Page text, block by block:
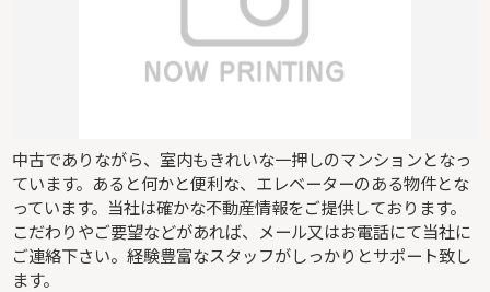
中古でありながら、室内もきれいな一押しのマンションとなっ
ています。あると何かと便利な、エレベーターのある物件とな
っています。当社は確かな不動産情報をご提供しております。
こだわりやご要望などがあれば、メール又はお電話にて当社に
ご連絡下さい。経験豊富なスタッフがしっかりとサポート致し
ます。